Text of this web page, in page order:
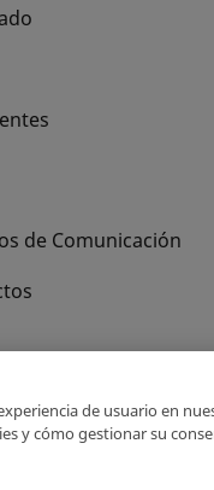
de Comunicación
Copyright Ⓒ BME 2026
de usuario en
y cómo gestionar su